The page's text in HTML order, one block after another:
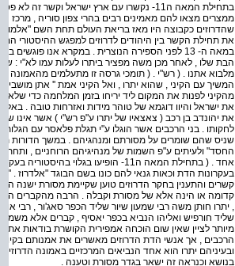
בתחילת המאה ה11- נקשרו עם ארץ ישראל וקשר
ממצרים מצאו להם מאמינים רבים בהרי צפון סוריה , מרכז
שהדרוזים כקבוצה היו מאז בריאת העולם תחת השם
את תחילת הקשר בין היהודים לדרוזים למפגש ההיסטורי
במאה ה- 13 לפני הספירה הנוצרית . במקרא אנו
הבת שלו , לאחר מכן משה מפציר ביתרו לעלות עמו לא"י :
מלבוא אתנו . ( רש"י . ( תומכי גרסה זו מתעלמים מהאמונה
המשיך עם הקיני , שהוא יתרו , ואל הקיני אמת '' אתן
מהקיני לפנות את המקום ליד יריחו בזמן המלחמה כדי שלא
את ישראל והיוו דוגמא של טוהר מידות ואזרחות טובה .
את יהונדב בן רכב ( צאצאיו של יתרו ע"פ רש"י ) אשר אינו
לחקותו . בני הרכבים אשר הוגלו ע"י תגלת פלאסר עם
שניס שהם שומרים על מסורתם ומנהגיהם . במשך הדורות תחת
החסד" ולעיתים ע"פ השמות של מנהיגיהם הרוחניים , ותחת
אחד . ( בתחילת המאה ה11- הופיעו בגלוי
בעקרונות הדת וכאות גנאי להם כונו בשם הבוגד "אלדרוז .
קשרים והתענין בחקר הדרוזים טוען שקיימת מסורת ישנה
קדומה או הינה אלא של מסורת וקבלה . הרבה מהקברים
, יתרו חותן משה רבי שמעון שיור שליד הכפר סאג'ור , רבי
מיותר לציין שאין שום הוכחה אמפירית הקושרת בודאות את
הרכבים , אך אנשי הדת הדרוזים מאשרים את אמנותם
ובעיניהם יתרו הוא אחד הנביאים המרכזיים באמונה
בנושא וכנראה זה ישאר בגדר מסורת וטענה .